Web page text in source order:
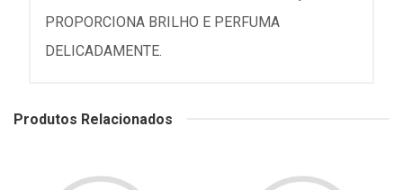
PROPORCIONA BRILHO E PERFUMA
DELICADAMENTE.
Produtos Relacionados